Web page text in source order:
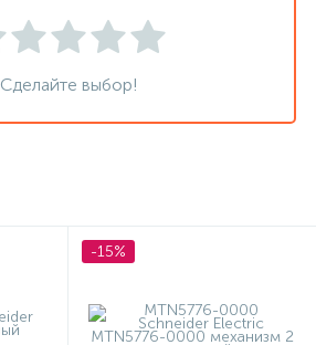
Сделайте выбор!
-15%